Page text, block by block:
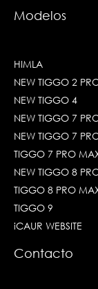
Modelos
HIMLA
NEW TIGGO 2
NEW TIGGO 4
NEW TIGGO 7
NEW TIGGO 7
TIGGO 7 PRO
NEW TIGGO 8
TIGGO 8 PRO
TIGGO 9
iCAUR WEBSITE
Contacto